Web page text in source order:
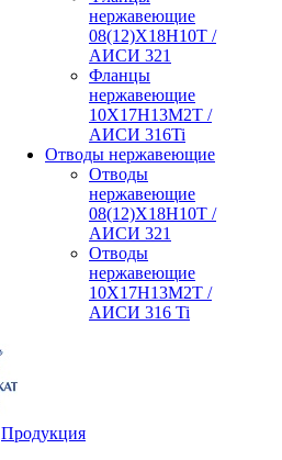
нержавеющие
08(12)Х18Н10Т /
АИСИ 321
Фланцы
нержавеющие
10Х17Н13М2Т /
АИСИ 316Ti
Отводы нержавеющие
Отводы
нержавеющие
08(12)Х18Н10Т /
АИСИ 321
Отводы
нержавеющие
10Х17Н13М2Т /
АИСИ 316 Ti
Продукция